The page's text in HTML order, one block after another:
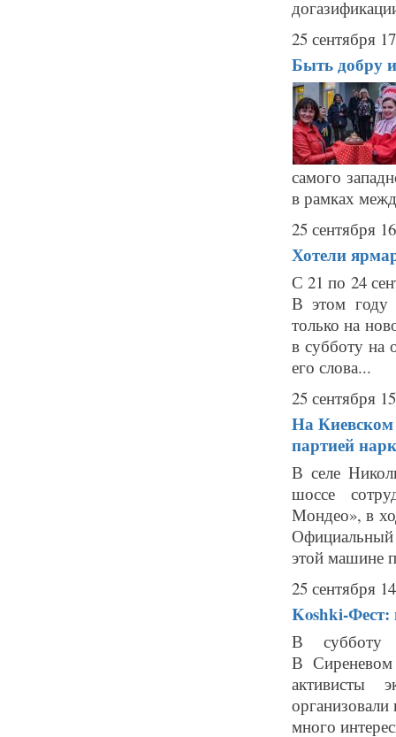
25 сентября
Быть добру
самого
в рамках
25 сентября
Хотели
С 21 по 24
В этом году
только на
в субботу на
его слова...
25 сентября
На Киевском
партией
В селе
шоссе
Мондео», в
этой машине
25 сентября
Koshki-Фест:
В субботу
В
активисты
много